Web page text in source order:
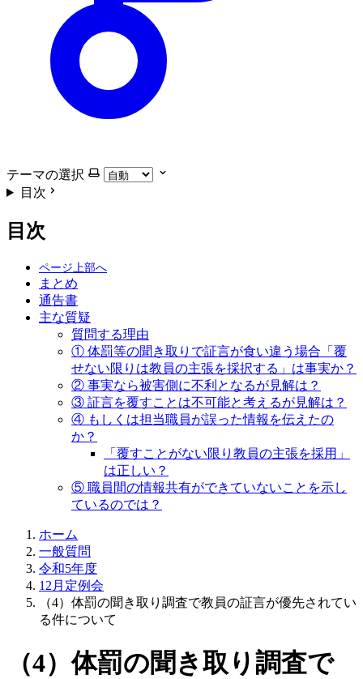
テーマの選択
目次
目次
まとめ
通告書
主な質疑
質問する理由
① 体罰等の聞き取りで証言が食い違う場合「覆
せない限りは教員の主張を採択する」は事実か？
② 事実なら被害側に不利となるが見解は？
③ 証言を覆すことは不可能と考えるが見解は？
④ もしくは担当職員が誤った情報を伝えたの
か？
「覆すことがない限り教員の主張を採用」
は正しい？
⑤ 職員間の情報共有ができていないことを示し
ているのでは？
ホーム
一般質問
令和5年度
12月定例会
（4）体罰の聞き取り調査で教員の証言が優先されてい
る件について
（4）体罰の聞き取り調査で